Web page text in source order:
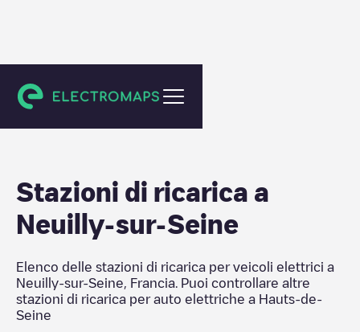
Hauts-de-Seine
Stazioni di ricarica a
Neuilly-sur-Seine
Elenco delle stazioni di ricarica per veicoli elettrici a
Neuilly-sur-Seine
Francia . Puoi controllare altre
stazioni di ricarica per auto elettriche a Hauts-de-
Seine